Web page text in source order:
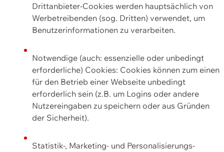
Drittanbieter-Cookies werden hauptsächlich von
Werbetreibenden (sog. Dritten) verwendet, um
Benutzerinformationen zu verarbeiten.
Notwendige (auch: essenzielle oder unbedingt
erforderliche) Cookies: Cookies können zum einen
für den Betrieb einer Webseite unbedingt
erforderlich sein (z.B. um Logins oder andere
Nutzereingaben zu speichern oder aus Gründen
der Sicherheit).
Statistik-, Marketing- und Personalisierungs-